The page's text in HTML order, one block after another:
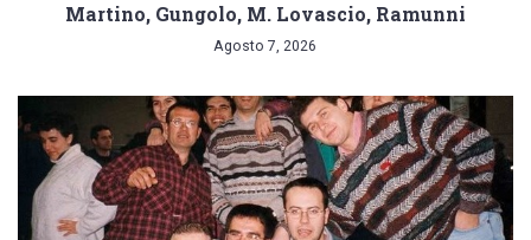
Martino, Gungolo, M. Lovascio, Ramunni
Agosto 7, 2026